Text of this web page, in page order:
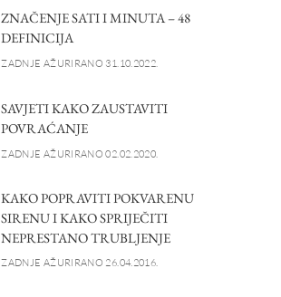
ZNAČENJE SATI I MINUTA – 48
DEFINICIJA
ZADNJE AŽURIRANO 31.10.2022.
SAVJETI KAKO ZAUSTAVITI
POVRAĆANJE
ZADNJE AŽURIRANO 02.02.2020.
KAKO POPRAVITI POKVARENU
SIRENU I KAKO SPRIJEČITI
NEPRESTANO TRUBLJENJE
ZADNJE AŽURIRANO 26.04.2016.